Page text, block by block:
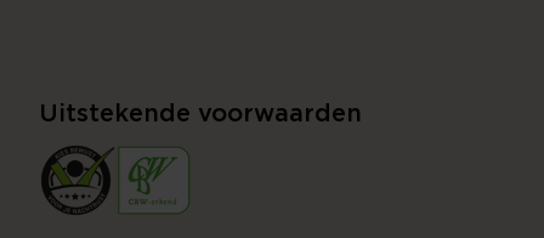
Uitstekende voorwaarden